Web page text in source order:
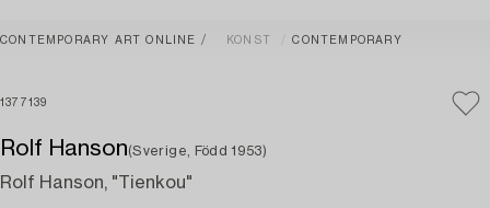
CONTEMPORARY ART ONLINE KONST CONTEMPORARY
1377139
Rolf Hanson(Sverige, Född 1953)
Rolf Hanson, "Tienkou"